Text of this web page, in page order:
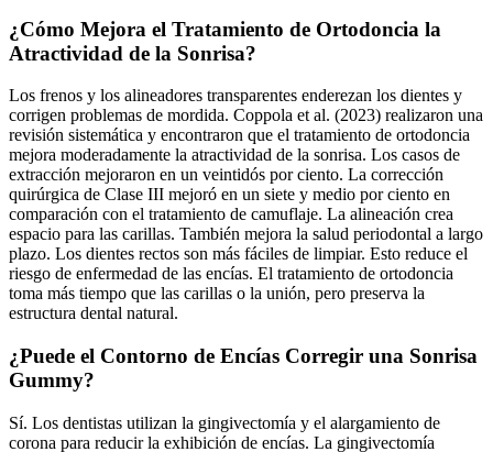
¿Cómo Mejora el Tratamiento de Ortodoncia la
Atractividad de la Sonrisa?
Los frenos y los alineadores transparentes enderezan los dientes y
corrigen problemas de mordida. Coppola et al. (2023) realizaron una
revisión sistemática y encontraron que el tratamiento de ortodoncia
mejora moderadamente la atractividad de la sonrisa. Los casos de
extracción mejoraron en un veintidós por ciento. La corrección
quirúrgica de Clase III mejoró en un siete y medio por ciento en
comparación con el tratamiento de camuflaje. La alineación crea
espacio para las carillas. También mejora la salud periodontal a largo
plazo. Los dientes rectos son más fáciles de limpiar. Esto reduce el
riesgo de enfermedad de las encías. El tratamiento de ortodoncia
toma más tiempo que las carillas o la unión, pero preserva la
estructura dental natural.
¿Puede el Contorno de Encías Corregir una Sonrisa
Gummy?
Sí. Los dentistas utilizan la gingivectomía y el alargamiento de
corona para reducir la exhibición de encías. La gingivectomía